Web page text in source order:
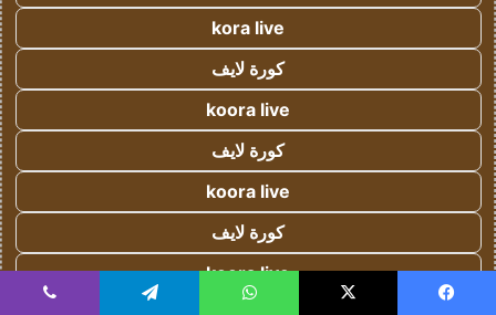
kora live
كورة لايف
koora live
كورة لايف
koora live
كورة لايف
koora live